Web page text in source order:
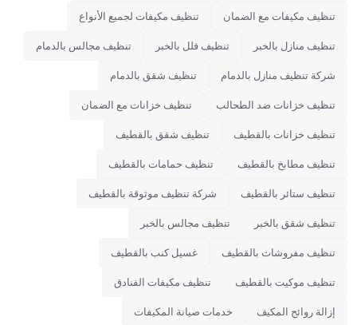
تنظيف مكيفات مع الضمان تنظيف مكيفات لجميع الأنواع
تنظيف منازل بالخبر تنظيف فلل بالخبر تنظيف مجالس بالدمام
شركة تنظيف منازل بالدمام تنظيف شقق بالدمام
تنظيف خزانات ضد الطحالب تنظيف خزانات مع الضمان
تنظيف خزانات بالقطيف تنظيف شقق بالقطيف
تنظيف مطابخ بالقطيف تنظيف حمامات بالقطيف
تنظيف ستائر بالقطيف شركة تنظيف موثوقة بالقطيف
تنظيف شقق بالخبر تنظيف مجالس بالخبر
تنظيف مفروشات بالقطيف غسيل كنب بالقطيف
تنظيف موكيت بالقطيف تنظيف مكيفات الفنادق
إزالة روائح المكيف خدمات صيانة المكيفات